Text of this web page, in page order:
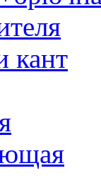
кант